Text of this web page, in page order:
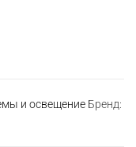
и освещение Бренд: